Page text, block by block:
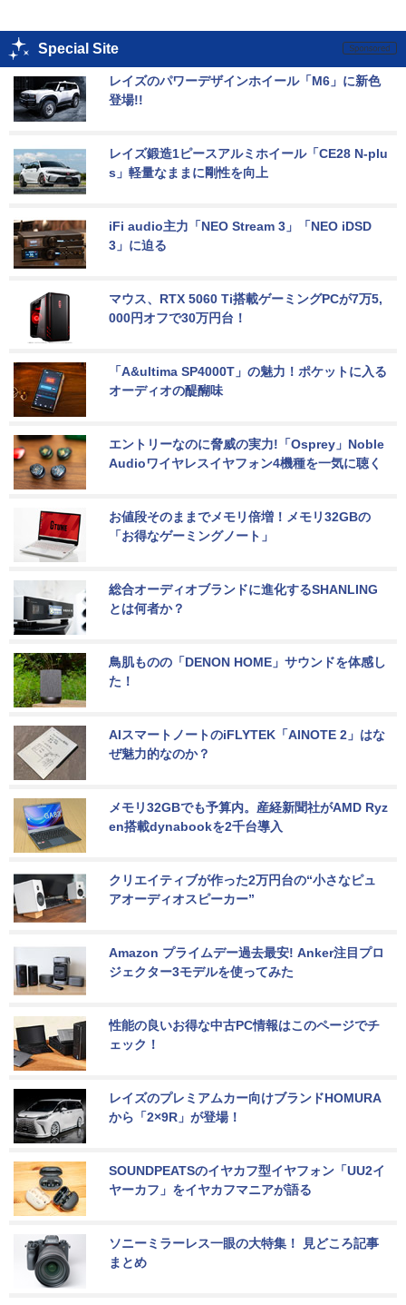
Special Site
レイズのパワーデザインホイール「M6」に新色
登場!!
レイズ鍛造1ピースアルミホイール「CE28 N-plu
s」軽量なままに剛性を向上
iFi audio主力「NEO Stream 3」「NEO iDSD
3」に迫る
マウス、RTX 5060 Ti搭載ゲーミングPCが7万5,
000円オフで30万円台！
「A&ultima SP4000T」の魅力！ポケットに入る
オーディオの醍醐味
エントリーなのに脅威の実力!「Osprey」Noble
Audioワイヤレスイヤフォン4機種を一気に聴く
お値段そのままでメモリ倍増！メモリ32GBの
「お得なゲーミングノート」
総合オーディオブランドに進化するSHANLING
とは何者か？
鳥肌ものの「DENON HOME」サウンドを体感し
た！
AIスマートノートのiFLYTEK「AINOTE 2」はな
ぜ魅力的なのか？
メモリ32GBでも予算内。産経新聞社がAMD Ryz
en搭載dynabookを2千台導入
クリエイティブが作った2万円台の“小さなピュ
アオーディオスピーカー”
Amazon プライムデー過去最安! Anker注目プロ
ジェクター3モデルを使ってみた
性能の良いお得な中古PC情報はこのページでチ
ェック！
レイズのプレミアムカー向けブランドHOMURA
から「2×9R」が登場！
SOUNDPEATSのイヤカフ型イヤフォン「UU2イ
ヤーカフ」をイヤカフマニアが語る
ソニーミラーレス一眼の大特集！ 見どころ記事
まとめ